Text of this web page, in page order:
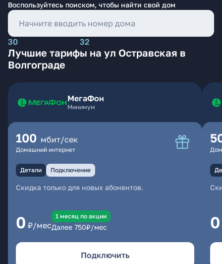
Воспользуйтесь поиском, чтобы найти свой дом
30 32
Лучшие тарифы на ул Остравская в
Волгограде
МегаФон
Минимум
100 мбит/сек
Домашний интернет
Детали Подключение
Скидка только для новых абонентов.
0 ₽/мес
1 месяц по акции
Далее 750₽/мес
Подключить
0